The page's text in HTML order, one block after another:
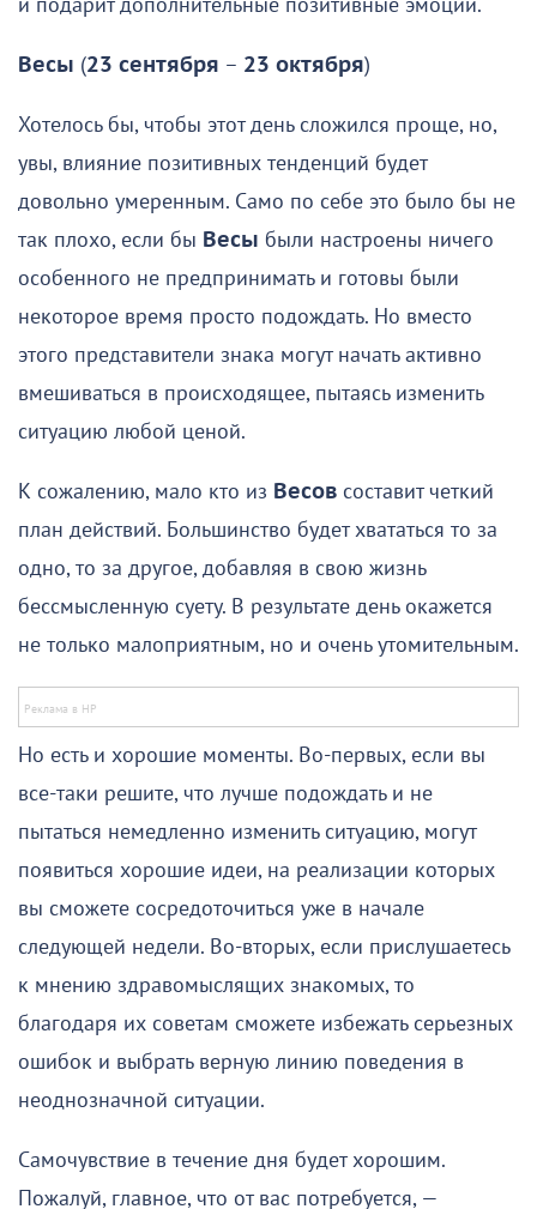
и подарит дополнительные позитивные эмоции.
Весы (23 сентября – 23 октября)
Хотелось бы, чтобы этот день сложился проще, но,
увы, влияние позитивных тенденций будет
довольно умеренным. Само по себе это было бы не
так плохо, если бы Весы были настроены ничего
особенного не предпринимать и готовы были
некоторое время просто подождать. Но вместо
этого представители знака могут начать активно
вмешиваться в происходящее, пытаясь изменить
ситуацию любой ценой.
К сожалению, мало кто из Весов составит четкий
план действий. Большинство будет хвататься то за
одно, то за другое, добавляя в свою жизнь
бессмысленную суету. В результате день окажется
не только малоприятным, но и очень утомительным.
Но есть и хорошие моменты. Во-первых, если вы
все-таки решите, что лучше подождать и не
пытаться немедленно изменить ситуацию, могут
появиться хорошие идеи, на реализации которых
вы сможете сосредоточиться уже в начале
следующей недели. Во-вторых, если прислушаетесь
к мнению здравомыслящих знакомых, то
благодаря их советам сможете избежать серьезных
ошибок и выбрать верную линию поведения в
неоднозначной ситуации.
Самочувствие в течение дня будет хорошим.
Пожалуй, главное, что от вас потребуется, —